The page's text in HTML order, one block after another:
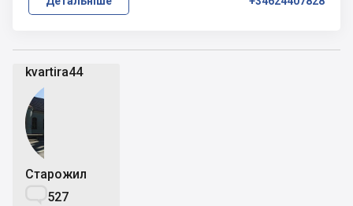
kvartira44
Старожил
527